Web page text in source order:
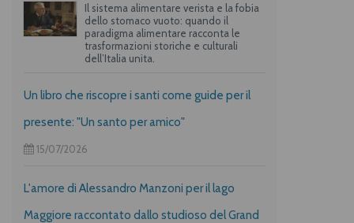
Il sistema alimentare verista e la fobia
dello stomaco vuoto: quando il
paradigma alimentare racconta le
trasformazioni storiche e culturali
dell’Italia unita.
Un libro che riscopre i santi come guide per il
presente: "Un santo per amico"
15/07/2026
L'amore di Alessandro Manzoni per il lago
Maggiore raccontato dallo studioso del Grand